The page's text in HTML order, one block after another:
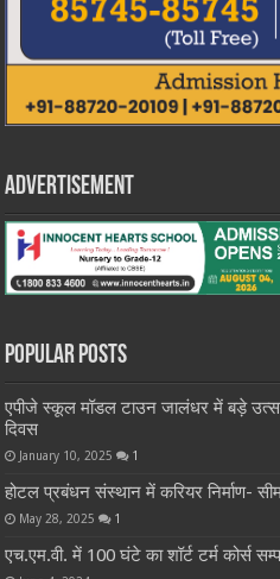
Advertisement
Popular Posts
एपीजे स्कूल मॉडल टाउन जालंधर में बड़े
दिवस
January 10, 2025 1
होटल प्रबंधन संस्थान में करियर निर्माण-
May 28, 2025 1
एच.एम.वी. में 100 घंटे का शॉर्ट टर्म कोर्स